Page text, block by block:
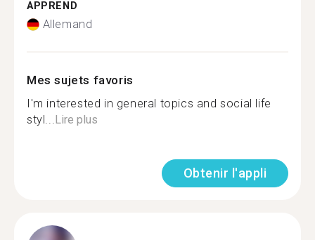
APPREND
Allemand
Mes sujets favoris
I'm interested in general topics and social life
styl...Lire plus
Obtenir l'appli